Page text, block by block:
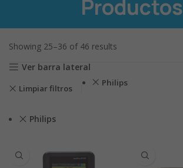
Productos
Showing 25–36 of 46 results
Ver barra lateral
Limpiar filtros
Philips
Philips